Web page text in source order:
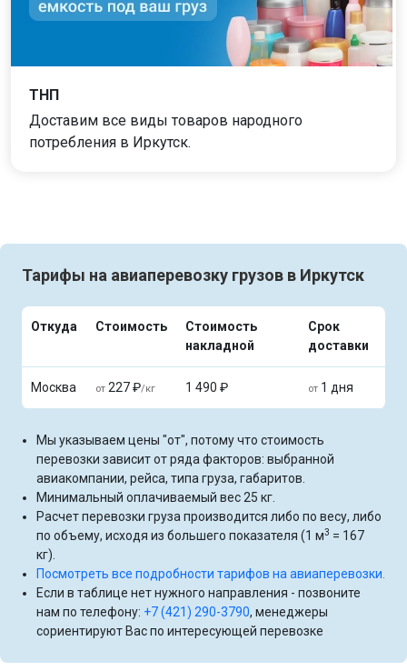
ТНП
Доставим все виды товаров народного
потребления в Иркутск.
Тарифы на авиаперевозку грузов в Иркутск
Откуда Стоимость
Стоимость
накладной
Срок
доставки
Москва от 227 ₽/кг 1 490 ₽ от 1 дня
Мы указываем цены "от", потому что стоимость
перевозки зависит от ряда факторов: выбранной
авиакомпании, рейса, типа груза, габаритов.
Минимальный оплачиваемый вес 25 кг.
Расчет перевозки груза производится либо по весу, либо
по объему, исходя из большего показателя (1 м3 = 167
кг).
Посмотреть все подробности тарифов на авиаперевозки.
Если в таблице нет нужного направления - позвоните
нам по телефону: +7 (421) 290-3790, менеджеры
сориентируют Вас по интересующей перевозке